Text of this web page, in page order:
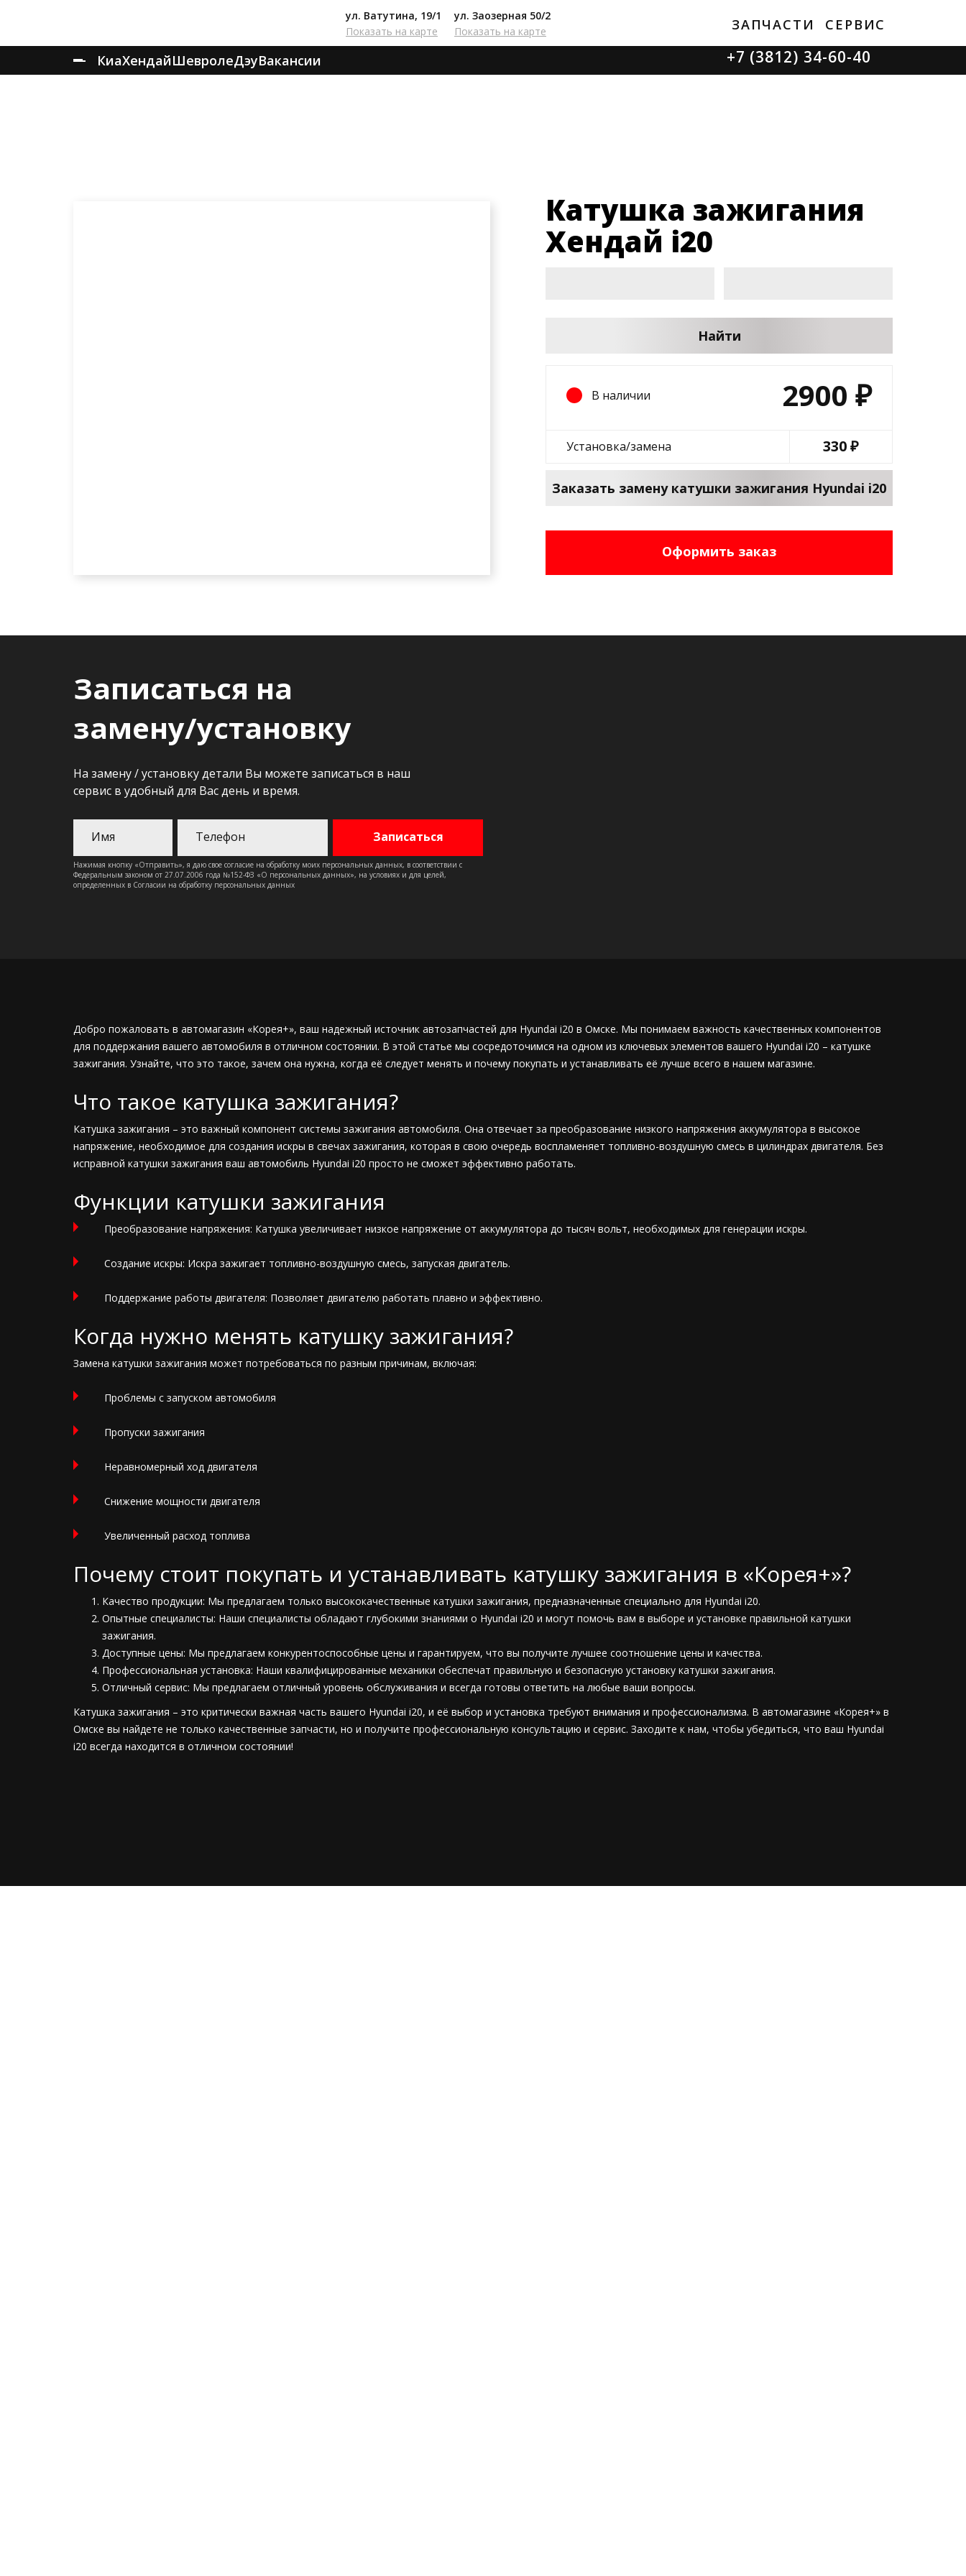
ул. Ватутина, 19/1
Показать на карте
ул. Заозерная 50/2
Показать на карте
ЗАПЧАСТИ СЕРВИС
КиаХендайШевролеДэуВакансии +7 (3812) 34-60-40
Катушка зажигания
Хендай i20
Найти
В наличии 2900 ₽
Установка/замена 330 ₽
Заказать замену катушки зажигания Hyundai i20
Оформить заказ
Записаться на
замену/установку
На замену / установку детали Вы можете записаться в наш
сервис в удобный для Вас день и время.
Нажимая кнопку «Отправить», я даю свое согласие на обработку моих персональных данных, в соответствии с
Федеральным законом от 27.07.2006 года №152-ФЗ «О персональных данных», на условиях и для целей,
определенных в Согласии на обработку персональных данных
Добро пожаловать в автомагазин «Корея+», ваш надежный источник автозапчастей для Hyundai i20 в Омске. Мы понимаем важность качественных компонентов
для поддержания вашего автомобиля в отличном состоянии. В этой статье мы сосредоточимся на одном из ключевых элементов вашего Hyundai i20 – катушке
зажигания. Узнайте, что это такое, зачем она нужна, когда её следует менять и почему покупать и устанавливать её лучше всего в нашем магазине.
Что такое катушка зажигания?
Катушка зажигания – это важный компонент системы зажигания автомобиля. Она отвечает за преобразование низкого напряжения аккумулятора в высокое
напряжение, необходимое для создания искры в свечах зажигания, которая в свою очередь воспламеняет топливно-воздушную смесь в цилиндрах двигателя. Без
исправной катушки зажигания ваш автомобиль Hyundai i20 просто не сможет эффективно работать.
Функции катушки зажигания
Преобразование напряжения: Катушка увеличивает низкое напряжение от аккумулятора до тысяч вольт, необходимых для генерации искры.
Создание искры: Искра зажигает топливно-воздушную смесь, запуская двигатель.
Поддержание работы двигателя: Позволяет двигателю работать плавно и эффективно.
Когда нужно менять катушку зажигания?
Замена катушки зажигания может потребоваться по разным причинам, включая:
Проблемы с запуском автомобиля
Пропуски зажигания
Неравномерный ход двигателя
Снижение мощности двигателя
Увеличенный расход топлива
Почему стоит покупать и устанавливать катушку зажигания в «Корея+»?
Качество продукции: Мы предлагаем только высококачественные катушки зажигания, предназначенные специально для Hyundai i20.
Опытные специалисты: Наши специалисты обладают глубокими знаниями о Hyundai i20 и могут помочь вам в выборе и установке правильной катушки
зажигания.
Доступные цены: Мы предлагаем конкурентоспособные цены и гарантируем, что вы получите лучшее соотношение цены и качества.
Профессиональная установка: Наши квалифицированные механики обеспечат правильную и безопасную установку катушки зажигания.
Отличный сервис: Мы предлагаем отличный уровень обслуживания и всегда готовы ответить на любые ваши вопросы.
Катушка зажигания – это критически важная часть вашего Hyundai i20, и её выбор и установка требуют внимания и профессионализма. В автомагазине «Корея+» в
Омске вы найдете не только качественные запчасти, но и получите профессиональную консультацию и сервис. Заходите к нам, чтобы убедиться, что ваш Hyundai
i20 всегда находится в отличном состоянии!